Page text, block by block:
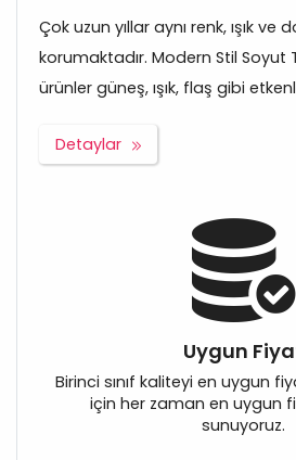
Çok uzun yıllar aynı renk, ışık ve
korumaktadır. Modern Stil
ürünler güneş, ışık, flaş gibi
Detaylar
Uygun
Birinci sınıf kaliteyi en uygun
için her zaman en uygun
sunuyoruz.